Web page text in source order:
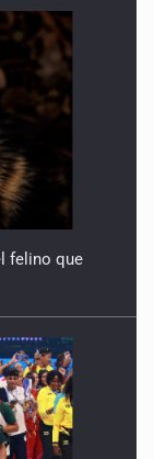
felino que